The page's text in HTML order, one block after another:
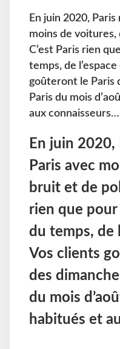
En juin 2020, Paris
moins de
C’est Paris rien
temps, de
goûteront le Paris
Paris du mois
aux connaisseurs…
En juin 2020,
Paris avec
bruit et de
rien que
du temps, de
Vos clients
des
du mois
habitués et